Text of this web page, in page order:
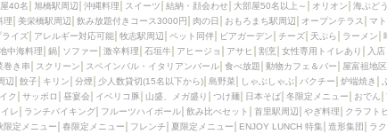
40名 旭橋駅周辺 沖縄料理 スイーツ 結納・顔会わせ 大部屋50名以上～ オリオン 海ぶどう
理 美栄橋駅周辺 飲み放題付きコース3000円 肉の日 おもろまち駅周辺 オープンテラス マ
ライズ アレルギー対応可能 牧志駅周辺 ペット同伴 ビアガーデン チーズ 天ぷら ラーメン
中海料理 鍋 ソファー 激辛料理 石垣牛 アヒージョ アサヒ 割烹 女性専用トイレあり
入
巻き串 スクリーン スペインバル・イタリアンバール 食べ放題 動物カフェ＆バー 屋富祖地区
辺 餃子 キリン 分煙 少人数貸切(15名以下から) 島野菜 しゃぶしゃぶ パクチー 炉端焼き
ク サッポロ 昼宴会 イベリコ豚 山盛、メガ盛り つけ麺 日本そば 冬限定メニュー おでん
レ ランチバイキング フルーツハイボール 飲み比べセット 首里駅周辺 やぎ料理 クラフト
限定メニュー 春限定メニュー フレンチ 夏限定メニュー ENJOY LUNCH 特集 造形集団 ラ